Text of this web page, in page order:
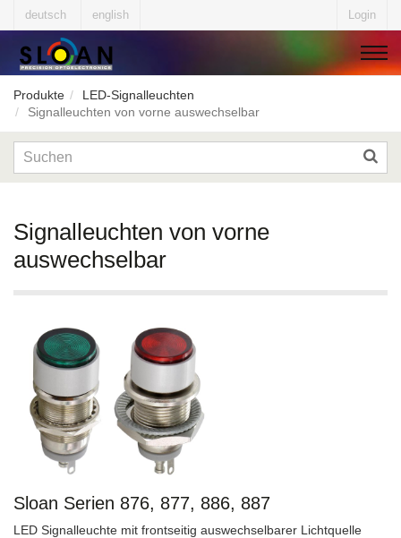
deutsch english Login
Produkte
LED-Signalleuchten
Signalleuchten von vorne auswechselbar
Signalleuchten von vorne
auswechselbar
Sloan Serien 876, 877, 886, 887
LED Signalleuchte mit frontseitig auswechselbarer Lichtquelle